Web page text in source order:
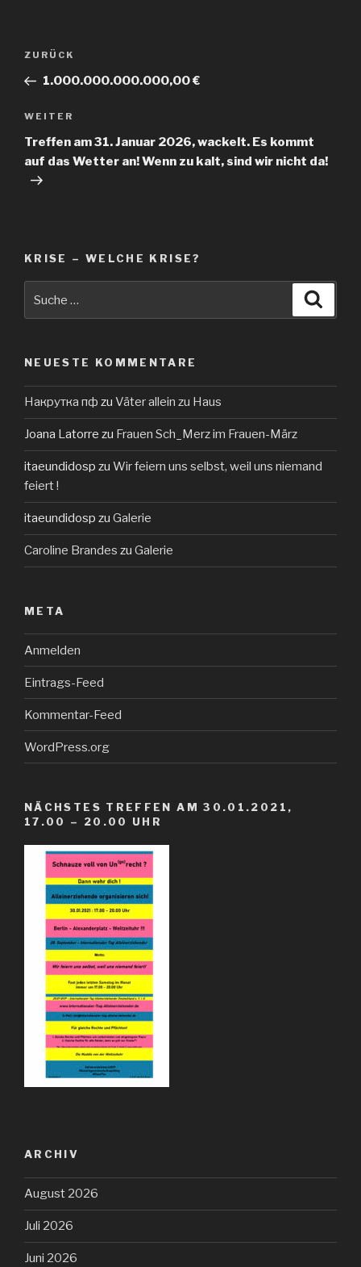
Beitragsnavigation
Vorheriger
Beitrag
ZURÜCK
1.000.000.000.000,00 €
Nächster
Beitrag
WEITER
Treffen am 31. Januar 2026, wackelt. Es kommt
auf das Wetter an! Wenn zu kalt, sind wir nicht da!
KRISE – WELCHE KRISE?
NEUESTE KOMMENTARE
Накрутка пф zu Väter allein zu Haus
Joana Latorre zu Frauen Sch_Merz im Frauen-März
itaeundidosp zu Wir feiern uns selbst, weil uns niemand
feiert !
itaeundidosp zu Galerie
Caroline Brandes zu Galerie
META
Anmelden
Eintrags-Feed
Kommentar-Feed
WordPress.org
NÄCHSTES TREFFEN AM 30.01.2021,
17.00 – 20.00 UHR
ARCHIV
August 2026
Juli 2026
Juni 2026